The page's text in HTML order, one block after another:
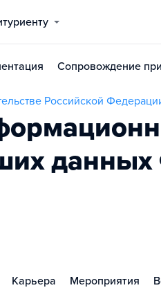
Сопровождение
Российской
Карьера Мероприятия